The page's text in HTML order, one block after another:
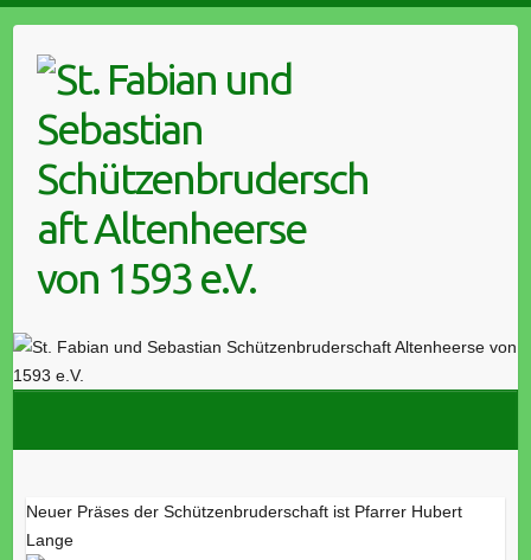
content
Neuer Präses der Schützenbruderschaft ist Pfarrer Hubert
Lange